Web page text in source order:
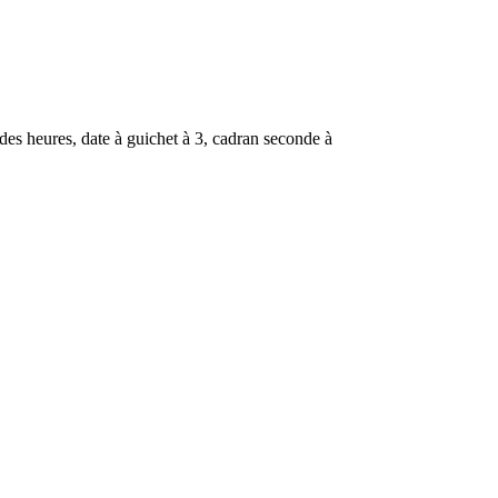
heures, date à guichet à 3, cadran seconde à